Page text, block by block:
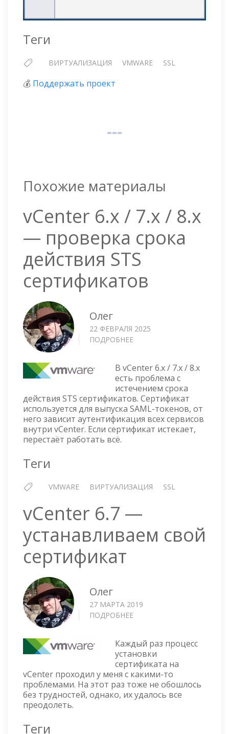
Теги
ВИРТУАЛИЗАЦИЯ VMWARE SSL
💰 Поддержать проект
Похожие материалы
vCenter 6.x / 7.x / 8.x
— проверка срока
действия STS
сертификатов
Олег
22 ФЕВРАЛЯ 2025
ПОДРОБНЕЕ
/
7.X
8.X
—
ПРОВЕРКА
СРОКА
В vCenter 6.x / 7.x / 8.x
есть проблема с
истечением срока
действия STS сертификатов. Сертификат
используется для выпуска SAML-токенов, от
него зависит аутентификация всех сервисов
внутри vCenter. Если сертификат истекает,
перестаёт работать всё.
Теги
VMWARE ВИРТУАЛИЗАЦИЯ SSL
vCenter 6.7 —
устанавливаем свой
сертификат
Олег
27 МАРТА 2019
ПОДРОБНЕЕ
—
УСТАНАВЛИВАЕМ
СВОЙ
СЕРТИФИКАТ
Каждый раз процесс
установки
сертификата на
vСenter проходил у меня с какими-то
проблемами. На этот раз тоже не обошлось
без трудностей, однако, их удалось все
преодолеть.
Теги